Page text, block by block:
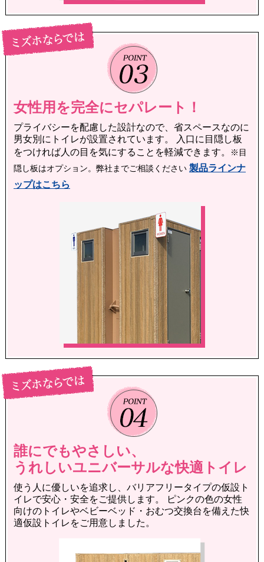
女性用を完全にセパレート！
プライバシーを配慮した設計なので、省スペースなのに
男女別にトイレが設置されています。
入口に目隠し板
をつければ人の目を気にすることを軽減できます。
※目
隠し板はオプション。弊社までご相談ください 製品ラインナ
ップはこちら
誰にでもやさしい、
うれしいユニバーサルな快適トイレ
使う人に優しいを追求し、バリアフリータイプの仮設ト
イレで安心・安全をご提供します。
ピンクの色の女性
向けのトイレやベビーベッド・おむつ交換台を備えた快
適仮設トイレをご用意しました。